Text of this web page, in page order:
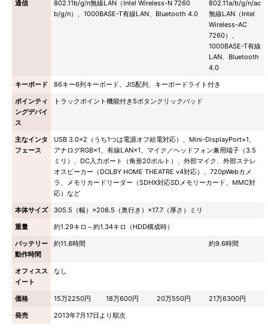
通信
802.11b/g/n無線LAN（Intel Wireless-N 7260
b/g/n）、1000BASE-T有線LAN、Bluetooth 4.0
802.11a/b/g/n/ac
無線LAN（Intel
Wireless-AC
7260）、
1000BASE-T有線
LAN、Bluetooth
4.0
キーボード
86キー6列キーボード、JIS配列、キーボードライト付き
ポインティ
ングデバイ
ス
トラックポイント機能付き5ボタンクリックパッド
主なインタ
フェース
USB 3.0×2（うち1つは電源オフ給電対応）、Mini-DisplayPort×1、
アナログRGB×1、有線LAN×1、マイク／ヘッドフォン兼用端子（3.5
ミリ）、DC入力ポート（角形20ボルト）、外部マイク、外部ステレ
オスピーカー（DOLBY HOME THEATRE v4対応）、720pWebカメ
ラ、メモリカードリーダー（SDHX対応SDメモリーカード、MMC対
応）など
本体サイズ
305.5（幅）×208.5（奥行き）×17.7（厚さ）ミリ
重量
約1.29キロ～約1.34キロ（HDD構成時）
バッテリー
動作時間
約11.8時間 約9.6時間
オフィスス
イート
なし
価格 15万2250円 18万600円 20万550円
21万6300円
発売
2013年7月17日より順次